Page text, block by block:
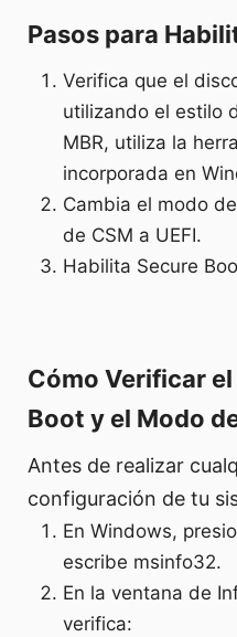
Pasos para
Verifica que el
utilizando el estilo
MBR, utiliza la
incorporada en
Cambia el modo
de CSM a UEFI.
Habilita Secure
Cómo Verificar
Boot y el Modo
Antes de realizar
configuración de tu
En Windows,
escribe msinfo32.
En la ventana de
verifica: